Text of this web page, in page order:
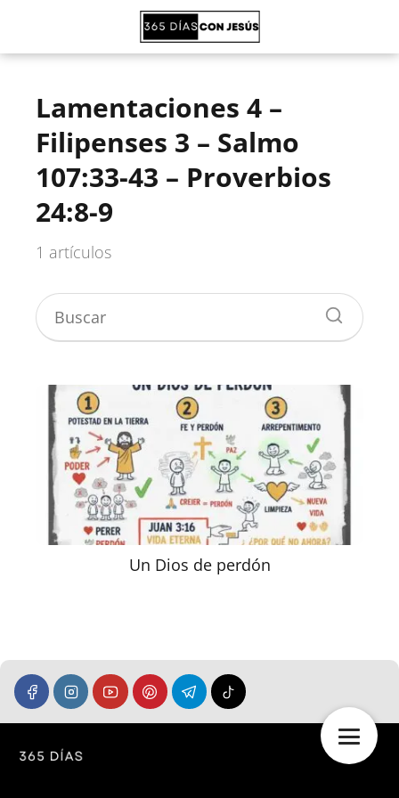
Lamentaciones 4 –
Filipenses 3 – Salmo
107:33-43 – Proverbios
24:8-9
1 artículos
Un Dios de perdón